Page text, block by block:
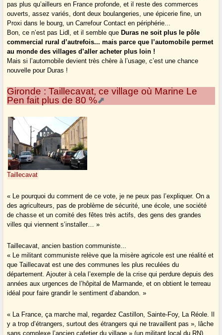
pas plus qu’ailleurs en France profonde, et il reste des commerces
ouverts, assez variés, dont deux boulangeries, une épicerie fine, un
Proxi dans le bourg, un Carrefour Contact en périphérie...
Bon, ce n’est pas Lidl, et il semble que Duras ne soit plus le pôle
commercial rural d’autrefois... mais parce que l’automobile permet
au monde des villages d’aller acheter plus loin !
Mais si l’automobile devient très chère à l’usage, c’est une chance
nouvelle pour Duras !
Gironde : Taillecavat, ce village où Marine Le
Pen fait plus de 80 %
Taillecavat
« Le pourquoi du comment de ce vote, je ne peux pas l’expliquer. On a
des agriculteurs, pas de problème de sécurité, une école, une société
de chasse et un comité des fêtes très actifs, des gens des grandes
villes qui viennent s’installer… »
Taillecavat, ancien bastion communiste...
« Le militant communiste relève que la misère agricole est une réalité et
que Taillecavat est une des communes les plus reculées du
département. Ajouter à cela l’exemple de la crise qui perdure depuis des
années aux urgences de l’hôpital de Marmande, et on obtient le terreau
idéal pour faire grandir le sentiment d’abandon. »
« La France, ça marche mal, regardez Castillon, Sainte-Foy, La Réole. Il
y a trop d’étrangers, surtout des étrangers qui ne travaillent pas », lâche
sans complexe l’ancien cafetier du village » (un militant local du RN)